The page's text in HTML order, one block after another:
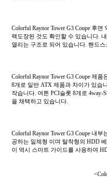
Colorful Raynor Tower G3 Coupe 후
랙도장된 것도 확인할 수 있습니다.
열리는 구조로 되어 있습니다. 핸드
Colorful Raynor Tower G3 Coupe 제
8개로 일반 ATX 제품과 차이가 있습
작습니다. 여튼 PCI슬롯 8개로
을 채택하고 있습니다.
Colorful Raynor Tower G3 Coupe 내
공하는 일체형 이며 탈착형의 HDD
이 역시 스마트 가이드를 사용하여